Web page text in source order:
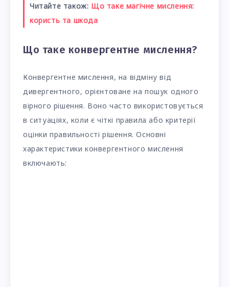
Читайте також: Що таке магічне мислення:
користь та шкода
Що таке конвергентне мислення?
Конвергентне мислення, на відміну від
дивергентного, орієнтоване на пошук одного
вірного рішення. Воно часто використовується
в ситуаціях, коли є чіткі правила або критерії
оцінки правильності рішення. Основні
характеристики конвергентного мислення
включають: